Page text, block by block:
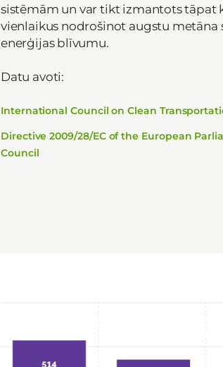
sistēmām un var tikt izmantots tāpat
vienlaikus nodrošinot augstu metāna
enerģijas blīvumu.
Datu avoti:
International Council on Clean
Directive 2009/28/EC of the European
Council